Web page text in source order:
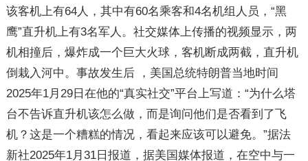
该客机上有64人，其中有60名乘客和4名机组人员，“黑
鹰”直升机上有3名军人。社交媒体上传播的视频显示，两
机相撞后，爆炸成一个巨大火球，客机断成两截，直升机
倒栽入河中。事故发生后 ，美国总统特朗普当地时间
2025年1月 29日在他的“真实社交”平台上写道： “为什么塔
台不告诉直升机该怎么做，而是询问他们是否看到了飞
机？这是一个糟糕的情况，看起来应该可以避免。 ”据法
新社2025年1月 31日报道，据美国媒体报道，在空中与一